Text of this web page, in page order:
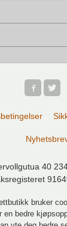
40
bruker
en bedre